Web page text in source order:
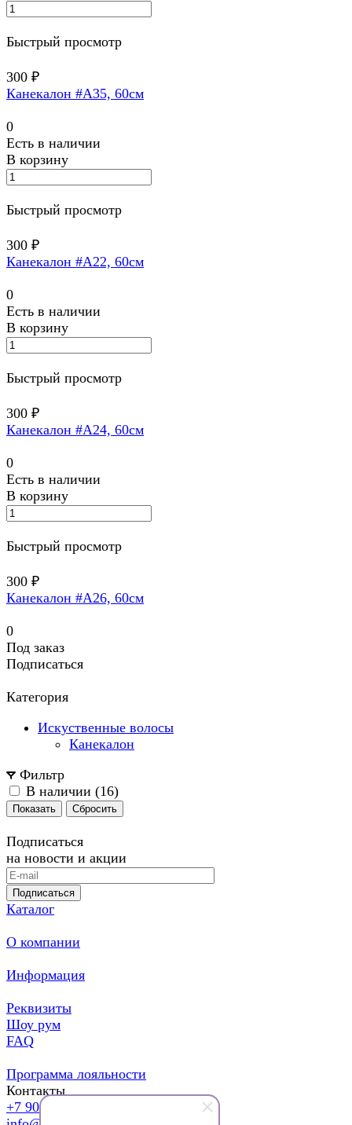
Быстрый просмотр
300 ₽
Канекалон #A35, 60см
0
Есть в наличии
В корзину
Быстрый просмотр
300 ₽
Канекалон #А22, 60см
0
Есть в наличии
В корзину
Быстрый просмотр
300 ₽
Канекалон #А24, 60см
0
Есть в наличии
В корзину
Быстрый просмотр
300 ₽
Канекалон #A26, 60см
0
Под заказ
Подписаться
Категория
Искуственные волосы
Канекалон
Фильтр
В наличии (16)
Сбросить
Подписаться
на новости и акции
Подписаться
Каталог
О компании
Информация
Реквизиты
Шоу рум
FAQ
Программа лояльности
Контакты
+7 903 137 72 40